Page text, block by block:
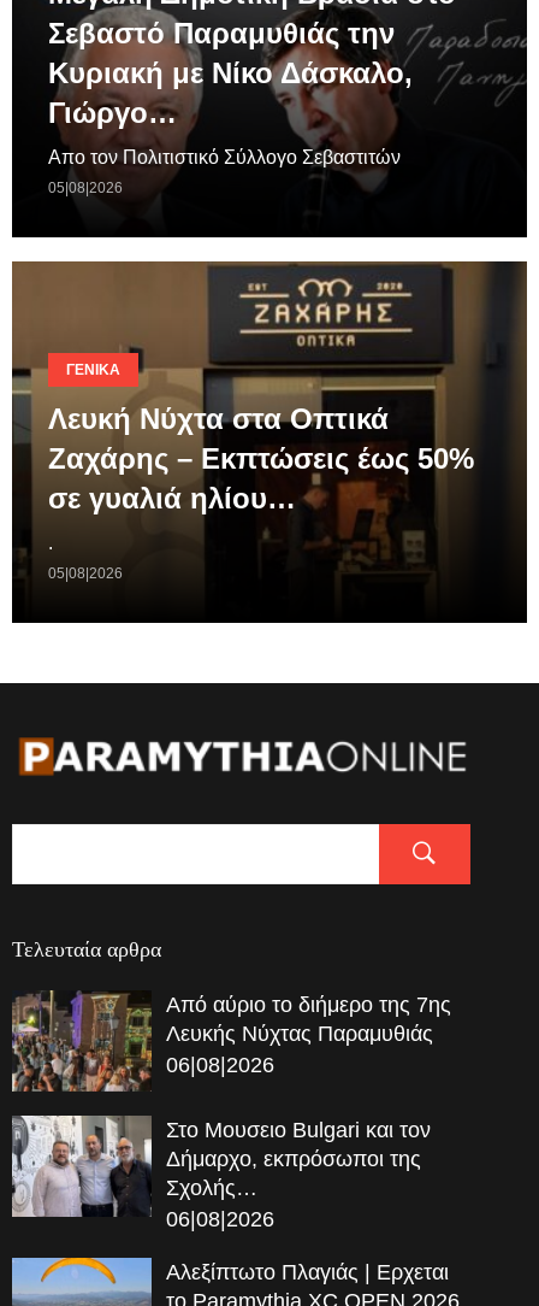
Σεβαστό Παραμυθιάς την
Κυριακή με Νίκο Δάσκαλο,
Γιώργο…
Απο τον Πολιτιστικό Σύλλογο Σεβαστιτών
05|08|2026
ΓΕΝΙΚΆ
Λευκή Νύχτα στα Οπτικά
Ζαχάρης – Εκπτώσεις έως 50%
σε γυαλιά ηλίου…
.
05|08|2026
Τελευταία αρθρα
Από αύριο το διήμερο της 7ης
Λευκής Νύχτας Παραμυθιάς
06|08|2026
Στο Μουσειο Bulgari και τον
Δήμαρχο, εκπρόσωποι της
Σχολής…
06|08|2026
Αλεξίπτωτο Πλαγιάς | Ερχεται
το Paramythia XC OPEN 2026,